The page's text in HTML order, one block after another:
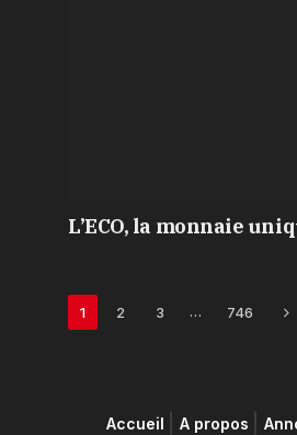
L’ECO, la monnaie
1 2 3 … 746
Accueil A propos